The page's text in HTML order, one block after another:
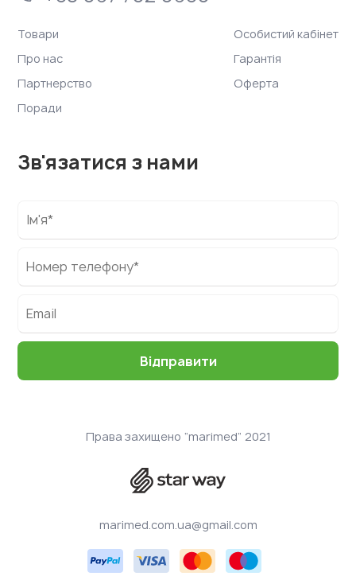
Товари
Про нас
Партнерство
Поради
Особистий кабінет
Гарантія
Оферта
Зв'язатися з нами
Права захищено “marimed” 2021
marimed.com.ua@gmail.com